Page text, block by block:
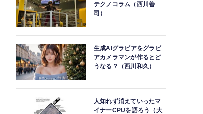
テクノコラム（西川善
司）
生成AIグラビアをグラビ
アカメラマンが作るとど
うなる？（西川和久）
人知れず消えていったマ
イナーCPUを語ろう（大